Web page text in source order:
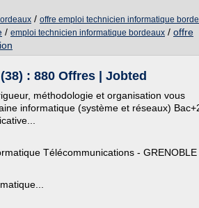
/ offre emploi technicien informatique
/ emploi technicien informatique bordeaux / offre
: 880 Offres | Jobted
méthodologie et organisation vous
informatique (système et réseaux)
Télécommunications - GRENOBLE